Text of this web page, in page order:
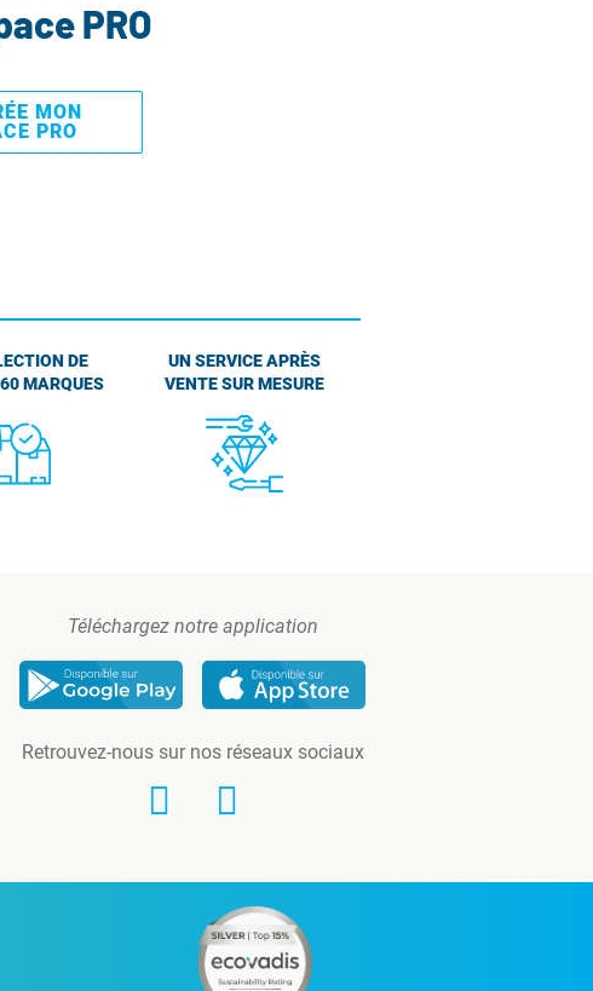
PRO
MON
PRO
DE
MARQUES
UN SERVICE APRÈS
VENTE SUR MESURE
Téléchargez notre application
Retrouvez-nous sur nos réseaux sociaux